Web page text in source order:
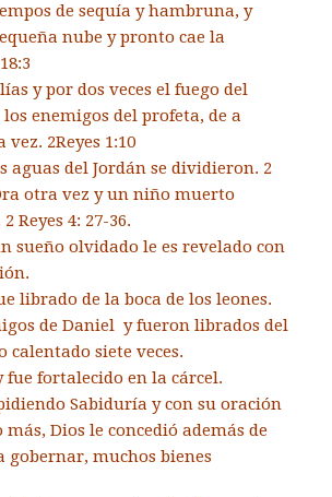
de sequía y hambruna, y
nube y pronto cae la
y por dos veces el fuego del
enemigos del profeta, de a
2Reyes 1:10
aguas del Jordán se dividieron. 2
otra vez y un niño muerto
Reyes 4: 27-36.
sueño olvidado le es revelado con
librado de la boca de los leones.
de Daniel y fueron librados del
calentado siete veces.
fue fortalecido en la cárcel.
Sabiduría y con su oración
Dios le concedió además de
gobernar, muchos bienes